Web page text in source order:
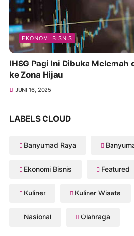
EKONOMI BISNIS
IHSG Pagi Ini Dibuka Melemah
ke Zona Hijau
JUNI 16, 2025
LABELS CLOUD
Banyumad Raya
Ekonomi Bisnis Featured
Kuliner Kuliner Wisata
Nasional Olahraga